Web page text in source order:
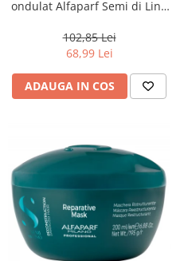
ondulat Alfaparf Semi di Lino
102,85 Lei
68,99 Lei
ADAUGA IN COS